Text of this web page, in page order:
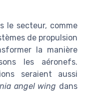
le secteur, comme
de propulsion
la manière
les aéronefs.
seraient aussi
angel wing dans